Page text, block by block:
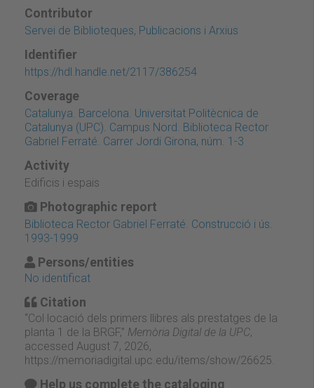
Contributor
Servei de Biblioteques, Publicacions i Arxius
Identifier
https://hdl.handle.net/2117/386254
Coverage
Catalunya. Barcelona. Universitat Politècnica de
Catalunya (UPC). Campus Nord. Biblioteca Rector
Gabriel Ferraté. Carrer Jordi Girona, núm. 1-3
Activity
Edificis i espais
Photographic report
Biblioteca Rector Gabriel Ferraté. Construcció i ús.
1993-1999
Persons/entities
No identificat
Citation
“Col·locació dels primers llibres als prestatges de la
planta 1 de la BRGF,” Memòria Digital de la UPC,
accessed August 7, 2026,
https://memoriadigital.upc.edu/items/show/26625
Help us complete the cataloging